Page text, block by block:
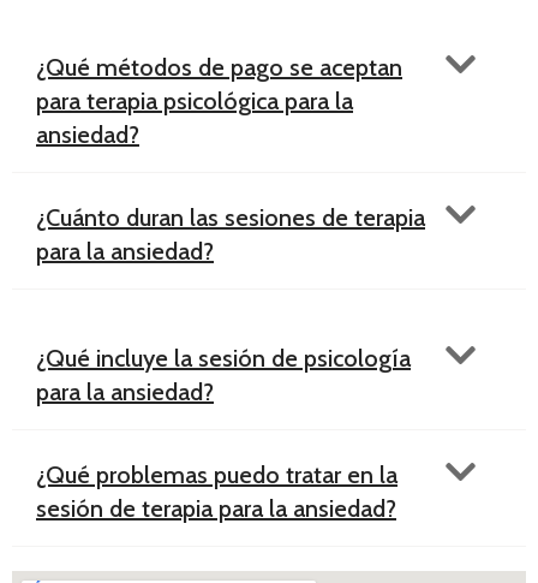
¿Qué métodos de pago se aceptan
para terapia psicológica para la
ansiedad?
¿Cuánto duran las sesiones de terapia
para la ansiedad?
¿Qué incluye la sesión de psicología
para la ansiedad?
¿Qué problemas puedo tratar en la
sesión de terapia para la ansiedad?